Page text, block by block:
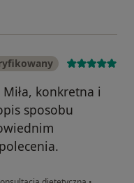
konkretna i
sposobu